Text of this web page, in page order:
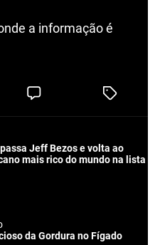
a informação é
C
e
T
e
Jeff Bezos e volta ao
mais rico do mundo na lista
da Gordura no Fígado